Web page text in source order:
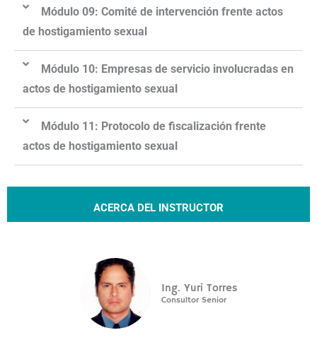
Módulo 09: Comité de intervención frente actos
de hostigamiento sexual
Módulo 10: Empresas de servicio involucradas en
actos de hostigamiento sexual
Módulo 11: Protocolo de fiscalización frente
actos de hostigamiento sexual
ACERCA DEL INSTRUCTOR
Ing. Yuri Torres
Consultor Senior